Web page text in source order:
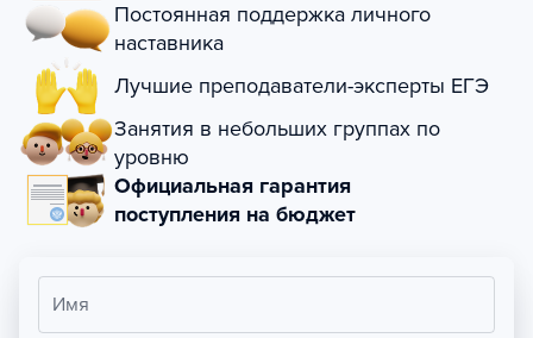
Постоянная поддержка личного
наставника
Лучшие преподаватели-эксперты ЕГЭ
Занятия в небольших группах по
уровню
Официальная гарантия
поступления на бюджет
Имя